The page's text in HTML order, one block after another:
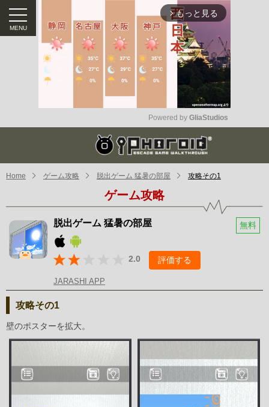
arrow_forward_ios もっと見る
Mute
Powered by GliaStudios
Home ゲーム攻略 脱出ゲーム 猛暑の部屋 攻略その1
ゲーム攻略
脱出ゲーム 猛暑の部屋 無料
2.0 評価する
JARASHI APP
攻略その1
壁のポスターを拡大。